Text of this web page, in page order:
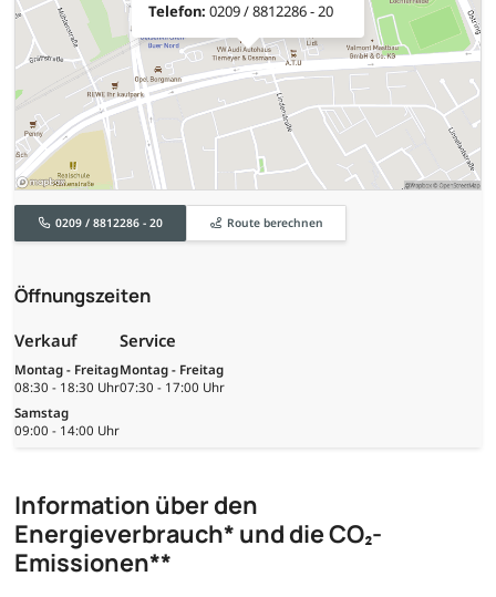
Telefon: 0209 / 8812286 - 20
0209 / 8812286 - 20 Route berechnen
Öffnungszeiten
Verkauf
Montag - Freitag
08:30 - 18:30 Uhr
Samstag
09:00 - 14:00 Uhr
Service
Montag - Freitag
07:30 - 17:00 Uhr
Information über den
Energieverbrauch* und die CO₂-
Emissionen**